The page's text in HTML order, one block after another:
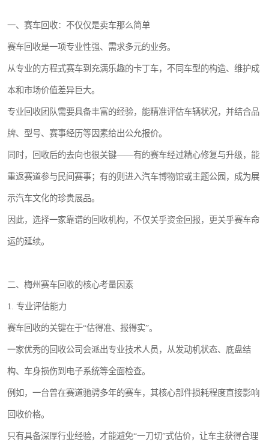
一、赛车回收：不仅仅是卖车那么简单
赛车回收是一项专业性强、需求多元的业务。
从专业的方程式赛车到充满乐趣的卡丁车，不同车型的构造、维护成
本和市场价值差异巨大。
专业回收团队需要具备丰富的经验，能精准评估车辆状况，并结合品
牌、型号、赛事经历等因素给出公允报价。
同时，回收后的去向也很关键——有的赛车经过精心修复与升级，能
重返赛道参与民间赛事；有的则进入汽车博物馆或主题公园，成为展
示汽车文化的珍贵展品。
因此，选择一家靠谱的回收机构，不仅关乎资金回报，更关乎赛车命
运的延续。
二、梅州赛车回收的核心考量因素
1. 专业评估能力
赛车回收的关键在于“估得准、报得实”。
一家优秀的回收公司会派出专业技术人员，从发动机状态、底盘结
构、车身损伤到电子系统等全面检查。
例如，一台曾在赛道驰骋多年的赛车，其核心部件损耗程度直接影响
回收价格。
只有具备深厚行业经验，才能避免“一刀切”式估价，让车主获得合理